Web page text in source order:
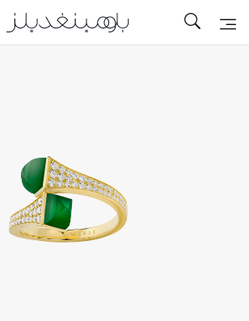
تخفيضات